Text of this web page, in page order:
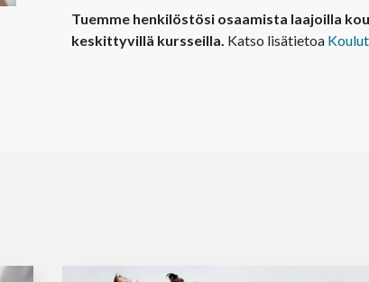
Tuemme henkilöstösi osaamista laajoilla
keskittyvillä kursseilla. Katso lisätietoa